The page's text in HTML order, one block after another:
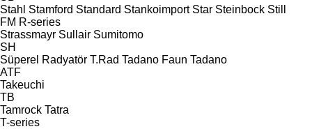
Stahl Stamford Standard Stankoimport Star Steinbock Still
FM R-series
Strassmayr Sullair Sumitomo
SH
Süperel Radyatör T.Rad Tadano Faun Tadano
ATF
Takeuchi
TB
Tamrock Tatra
T-series